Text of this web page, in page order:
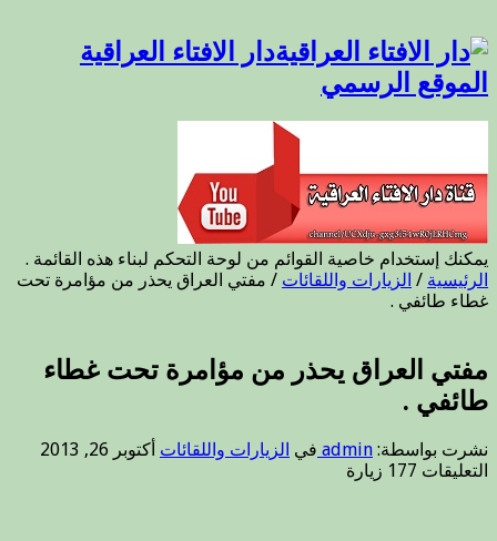
دار الافتاء العراقية
الموقع الرسمي
يمكنك إستخدام خاصية القوائم من لوحة التحكم لبناء هذه القائمة .
الرئيسية / الزيارات واللقائات / مفتي العراق يحذر من مؤامرة تحت
غطاء طائفي .
مفتي العراق يحذر من مؤامرة تحت غطاء
طائفي .
نشرت بواسطة: admin في الزيارات واللقائات أكتوبر 26, 2013
التعليقات على
177 زيارة